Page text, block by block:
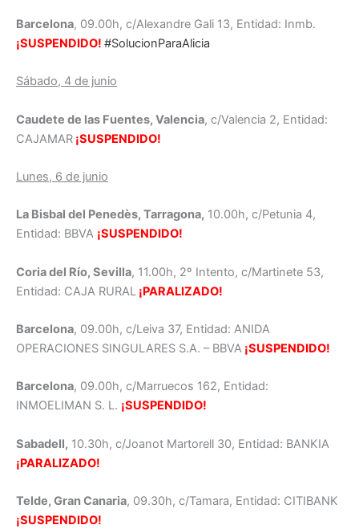
Barcelona, 09.00h, c/Alexandre Gali 13, Entidad: Inmb.
¡SUSPENDIDO! #SolucionParaAlicia
Sábado, 4 de junio
Caudete de las Fuentes, Valencia, c/Valencia 2, Entidad:
CAJAMAR ¡SUSPENDIDO!
Lunes, 6 de junio
La Bisbal del Penedès, Tarragona, 10.00h, c/Petunia 4,
Entidad: BBVA ¡SUSPENDIDO!
Coria del Río, Sevilla, 11.00h, 2º Intento, c/Martinete 53,
Entidad: CAJA RURAL ¡PARALIZADO!
Barcelona, 09.00h, c/Leiva 37, Entidad: ANIDA
OPERACIONES SINGULARES S.A. – BBVA ¡SUSPENDIDO!
Barcelona, 09.00h, c/Marruecos 162, Entidad:
INMOELIMAN S. L. ¡SUSPENDIDO!
Sabadell, 10.30h, c/Joanot Martorell 30, Entidad: BANKIA
¡PARALIZADO!
Telde, Gran Canaria, 09.30h, c/Tamara, Entidad: CITIBANK
¡SUSPENDIDO!